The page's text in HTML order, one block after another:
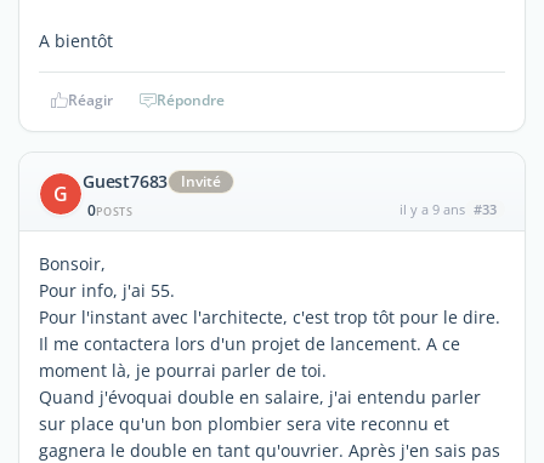
A bientôt
Réagir Répondre
G Guest7683
Invité
0POSTS il y a 9 ans #33
Bonsoir,
Pour info, j'ai 55.
Pour l'instant avec l'architecte, c'est trop tôt pour le dire.
Il me contactera lors d'un projet de lancement. A ce
moment là, je pourrai parler de toi.
Quand j'évoquai double en salaire, j'ai entendu parler
sur place qu'un bon plombier sera vite reconnu et
gagnera le double en tant qu'ouvrier. Après j'en sais pas